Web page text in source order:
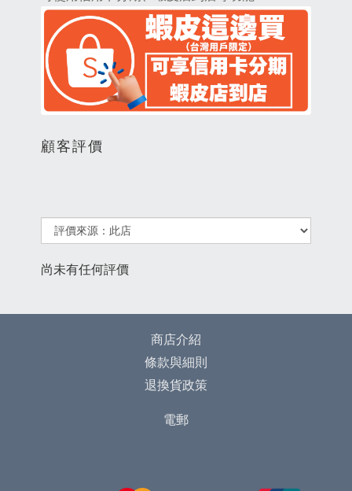
顧客評價
尚未有任何評價
商店介紹
條款與細則
退換貨政策
電郵